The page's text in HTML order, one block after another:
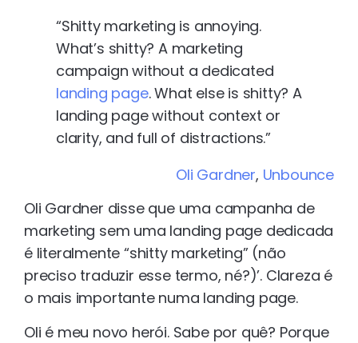
“Shitty marketing is annoying.
What’s shitty? A marketing
campaign without a dedicated
landing page. What else is shitty? A
landing page without context or
clarity, and full of distractions.”
Oli Gardner, Unbounce
Oli Gardner disse que uma campanha de
marketing sem uma landing page dedicada
é literalmente “shitty marketing” (não
preciso traduzir esse termo, né?)’. Clareza é
o mais importante numa landing page.
Oli é meu novo herói. Sabe por quê? Porque